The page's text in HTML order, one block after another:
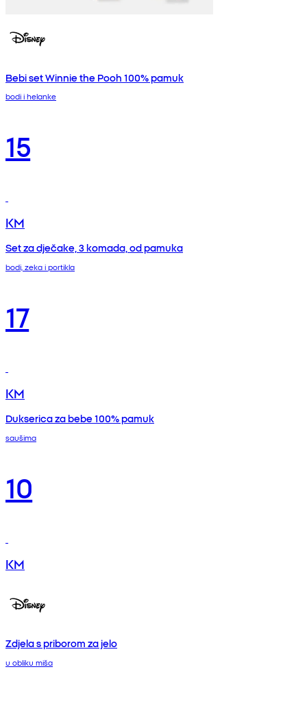
Bebi set Winnie the Pooh 100% pamuk
bodi i helanke
15
KM
Set za dječake, 3 komada, od pamuka
bodi, zeka i portikla
17
KM
Dukserica za bebe 100% pamuk
saušima
10
KM
Zdjela s priborom za jelo
u obliku miša